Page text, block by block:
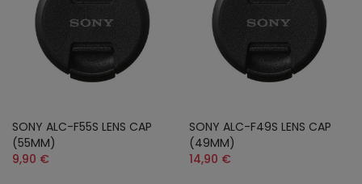
SONY ALC-F55S LENS CAP
(55MM)
9,90 €
SONY ALC-F49S LENS CAP
(49MM)
14,90 €